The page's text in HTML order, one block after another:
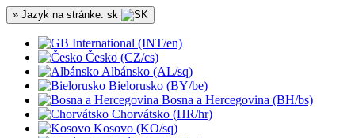
» Jazyk na stránke: sk
International (INT/en)
Česko (CZ/cs)
Albánsko (AL/sq)
Bielorusko (BY/be)
Bosna a Hercegovina (BH/bs)
Chorvátsko (HR/hr)
Kosovo (KO/sq)